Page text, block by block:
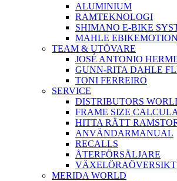
ALUMINIUM
RAMTEKNOLOGI
SHIMANO E-BIKE
MAHLE EBIKEMOTION
TEAM & UTÖVARE
JOSÉ ANTONIO
GUNN-RITA DAHLE
TONI FERREIRO
SERVICE
DISTRIBUTORS
FRAME SIZE
HITTA RÄTT
ANVÄNDARMANUAL
RECALLS
ÅTERFÖRSÄLJARE
VÄXELÖRAÖVERSIKT
MERIDA WORLD